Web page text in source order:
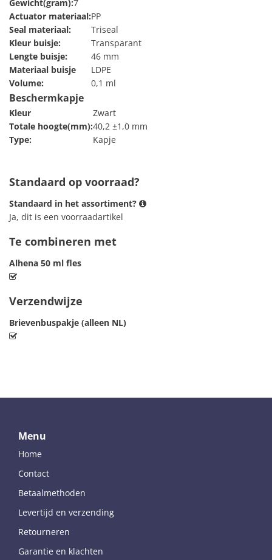
Gewicht(gram):7
Actuator materiaal:PP
Seal materiaal:
Triseal
Kleur buisje:
Transparant
Lengte buisje:
46 mm
Materiaal buisje
LDPE
Volume:
0,1 ml
Beschermkapje
Kleur
Zwart
Totale hoogte(mm):40,2 ±1,0 mm
Type:
Kapje
Standaard op voorraad?
Standaard in het assortiment?
Ja, dit is een voorraadartikel
Te combineren met
Alhena 50 ml fles
Verzendwijze
Brievenbuspakje (alleen NL)
Menu
Home
Contact
Betaalmethoden
Levertijd en verzending
Retourneren
Garantie en klachten